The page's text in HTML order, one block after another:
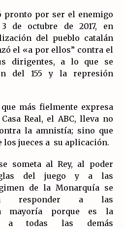
pronto por ser el enemigo
de octubre de 2017, en
del pueblo catalán
el «a por ellos” contra el
dirigentes, a lo que se
del 155 y la represión
más fielmente expresa
Real, el ABC, lleva no
la amnistía; sino que
jueces a su aplicación.
someta al Rey, al poder
del juego y a las
de la Monarquía se
responder a las
mayoría porque es la
a todas las demás